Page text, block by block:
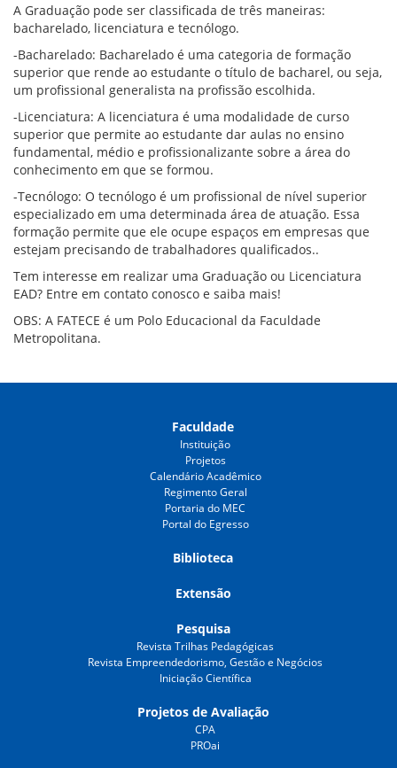
A Graduação pode ser classificada de três maneiras:
bacharelado, licenciatura e tecnólogo.
-Bacharelado: Bacharelado é uma categoria de formação
superior que rende ao estudante o título de bacharel, ou seja,
um profissional generalista na profissão escolhida.
-Licenciatura: A licenciatura é uma modalidade de curso
superior que permite ao estudante dar aulas no ensino
fundamental, médio e profissionalizante sobre a área do
conhecimento em que se formou.
-Tecnólogo: O tecnólogo é um profissional de nível superior
especializado em uma determinada área de atuação. Essa
formação permite que ele ocupe espaços em empresas que
estejam precisando de trabalhadores qualificados..
Tem interesse em realizar uma Graduação ou Licenciatura
EAD? Entre em contato conosco e saiba mais!
OBS: A FATECE é um Polo Educacional da Faculdade
Metropolitana.
Faculdade
Instituição
Projetos
Calendário Acadêmico
Regimento Geral
Portaria do MEC
Portal do Egresso
Biblioteca
Extensão
Pesquisa
Revista Trilhas Pedagógicas
Revista Empreendedorismo, Gestão e Negócios
Iniciação Científica
Projetos de Avaliação
CPA
PROai